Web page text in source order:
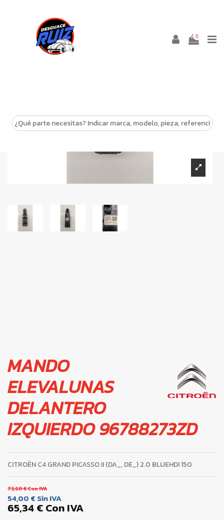
0
MANDO
ELEVALUNAS
DELANTERO
IZQUIERDO 96788273ZD
CITROËN C4 GRAND PICASSO II (DA_, DE_) 2.0 BLUEHDI 150
72,60 €Con IVA
54,00 € Sin IVA
65,34 €Con IVA